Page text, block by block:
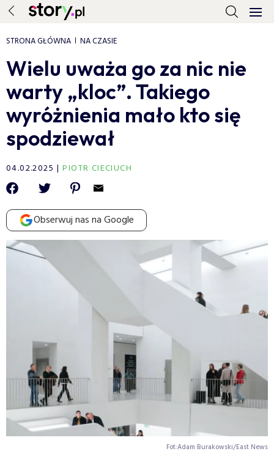
STRONA GŁÓWNA NA CZASIE
Wielu uważa go za nic nie
warty „kloc”. Takiego
wyróżnienia mało kto się
spodziewał
04.02.2025 PIOTR CIECIUCH
Obserwuj nas na Google
Fot:Adam Burakowski/East News